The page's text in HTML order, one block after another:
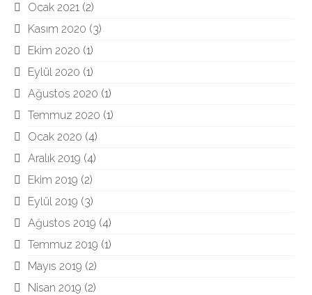
Ocak 2021 (2)
Kasım 2020 (3)
Ekim 2020 (1)
Eylül 2020 (1)
Ağustos 2020 (1)
Temmuz 2020 (1)
Ocak 2020 (4)
Aralık 2019 (4)
Ekim 2019 (2)
Eylül 2019 (3)
Ağustos 2019 (4)
Temmuz 2019 (1)
Mayıs 2019 (2)
Nisan 2019 (2)